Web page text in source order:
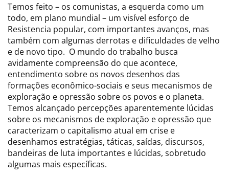
Temos feito – os comunistas, a esquerda como um
todo, em plano mundial – um visível esforço de
Resistencia popular, com importantes avanços, mas
também com algumas derrotas e dificuldades de velho
e de novo tipo. O mundo do trabalho busca
avidamente compreensão do que acontece,
entendimento sobre os novos desenhos das
formações econômico-sociais e seus mecanismos de
exploração e opressão sobre os povos e o planeta.
Temos alcançado percepções aparentemente lúcidas
sobre os mecanismos de exploração e opressão que
caracterizam o capitalismo atual em crise e
desenhamos estratégias, táticas, saídas, discursos,
bandeiras de luta importantes e lúcidas, sobretudo
algumas mais específicas.